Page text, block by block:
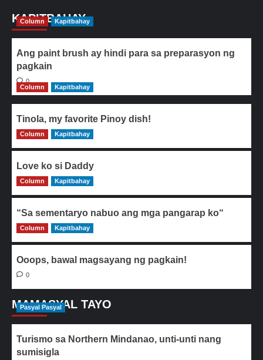
KAPITBAHAY
Column Kapitbahay
Ang paint brush ay hindi para sa preparasyon ng
pagkain
0
Column
Kapitbahay
Tinola, my favorite Pinoy dish!
0
Column Kapitbahay
Love ko si Daddy
0
Column Kapitbahay
“Sa sementaryo nabuo ang mga pangarap ko“
0
Column Kapitbahay
Ooops, bawal magsayang ng pagkain!
0
MAMASYAL TAYO
Pasyal Pasyal
Turismo sa Northern Mindanao, unti-unti nang
sumisigla